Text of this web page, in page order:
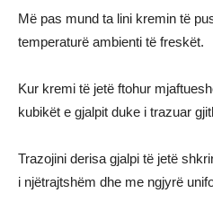
Më pas mund ta lini kremin të
temperaturë ambienti të freskët.
Kur kremi të jetë ftohur
kubikët e gjalpit duke i trazuar
Trazojini derisa gjalpi të jetë
i njëtrajtshëm dhe me ngjyrë